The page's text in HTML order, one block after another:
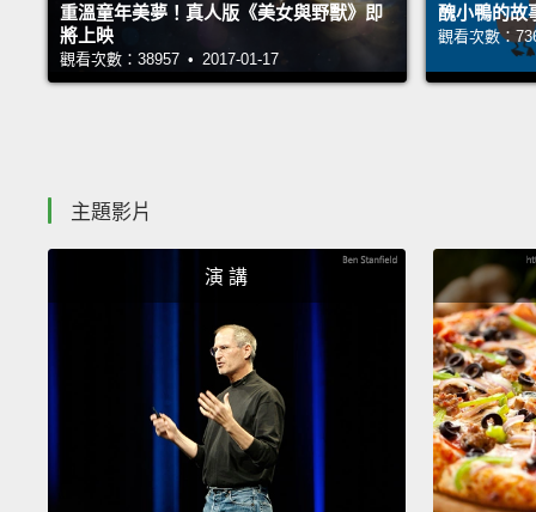
重溫童年美夢！真人版《美女與野獸》即
將上映
觀看次數：38957 • 2017-01-17
醜小鴨的故
觀看次數：
主題影片
演 講